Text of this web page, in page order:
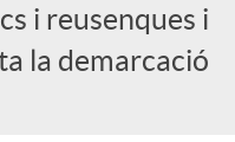
i reusenques i
la demarcació